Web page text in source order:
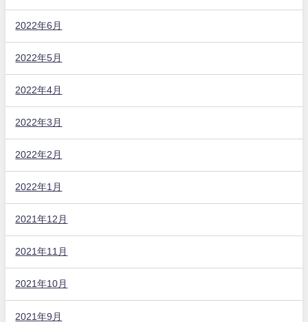
2022年6月
2022年5月
2022年4月
2022年3月
2022年2月
2022年1月
2021年12月
2021年11月
2021年10月
2021年9月